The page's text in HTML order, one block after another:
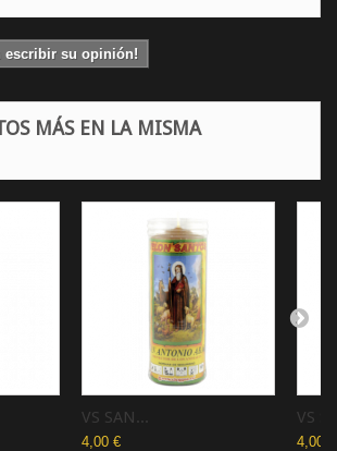
escribir su opinión!
MÁS EN LA MISMA
VS SAN...
4,00 €
VS
4,00 €